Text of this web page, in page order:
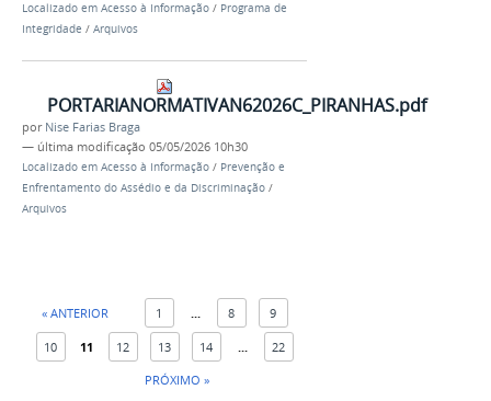
Localizado em Acesso à Informação / Programa de
Integridade / Arquivos
PORTARIANORMATIVAN62026C_PIRANHAS.pdf
por Nise Farias Braga
— última modificação 05/05/2026 10h30
Localizado em Acesso à Informação / Prevenção e
Enfrentamento do Assédio e da Discriminação /
Arquivos
« ANTERIOR 1 8 9
10 11 12 13 14
22
PRÓXIMO »